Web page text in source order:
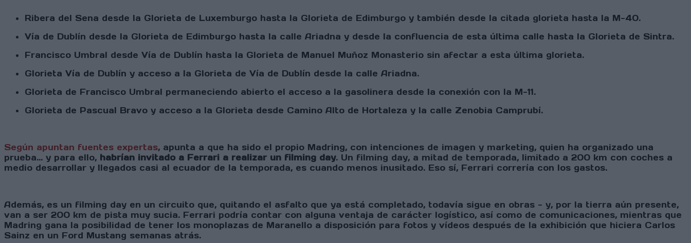
Ribera del Sena desde la Glorieta de Luxemburgo hasta la Glorieta de Edimburgo y también desde la citada glorieta hasta la M-40.
Vía de Dublín desde la Glorieta de Edimburgo hasta la calle Ariadna y desde la confluencia de esta última calle hasta la Glorieta de Sintra.
Francisco Umbral desde Vía de Dublín hasta la Glorieta de Manuel Muñoz Monasterio sin afectar a esta última glorieta.
Glorieta Vía de Dublín y acceso a la Glorieta de Vía de Dublín desde la calle Ariadna.
Glorieta de Francisco Umbral permaneciendo abierto el acceso a la gasolinera desde la conexión con la M-11.
Glorieta de Pascual Bravo y acceso a la Glorieta desde Camino Alto de Hortaleza y la calle Zenobia Camprubí.
Según apuntan fuentes expertas, apunta a que ha sido el propio Madring, con intenciones de imagen y marketing, quien ha organizado una
prueba… y para ello, habrían invitado a Ferrari a realizar un filming day. Un filming day, a mitad de temporada, limitado a 200 km con coches a
medio desarrollar y llegados casi al ecuador de la temporada, es cuando menos inusitado. Eso sí, Ferrari correría con los gastos.
Además, es un filming day en un circuito que, quitando el asfalto que ya está completado, todavía sigue en obras - y, por la tierra aún presente,
van a ser 200 km de pista muy sucia. Ferrari podría contar con alguna ventaja de carácter logístico, así como de comunicaciones, mientras que
Madring gana la posibilidad de tener los monoplazas de Maranello a disposición para fotos y vídeos después de la exhibición que hiciera Carlos
Sainz en un Ford Mustang semanas atrás.